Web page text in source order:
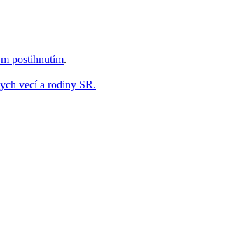
postihnutím.
vecí a rodiny SR.